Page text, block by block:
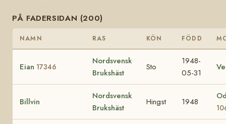
PÅ FADERSIDAN (200)
NAMN RAS KÖN FÖDD
Eian 17346
Nordsvensk
Brukshäst
Sto
1948-
05-31
Billvin
Nordsvensk
Brukshäst
Hingst 1948